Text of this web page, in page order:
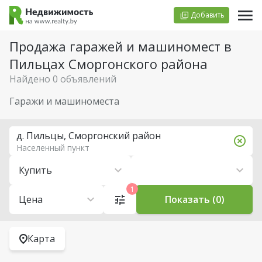
Добавить
Продажа гаражей и машиномест в
Пильцах Сморгонского района
Найдено 0 объявлений
Гаражи и машиноместа
Купить
Цена
д. Пильцы, Сморгонский район
Населенный пункт
1
Показать (0)
Карта